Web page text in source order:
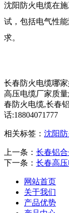
沈阳防火电缆在
试，包括电气性
求。
长春防火电缆哪
高压电缆厂家质
春防火电缆,长春
话:18804071777
相关标签： 沈阳
上一条： 长春铝
下一条： 长春高
网站首页
关于我们
产品优势